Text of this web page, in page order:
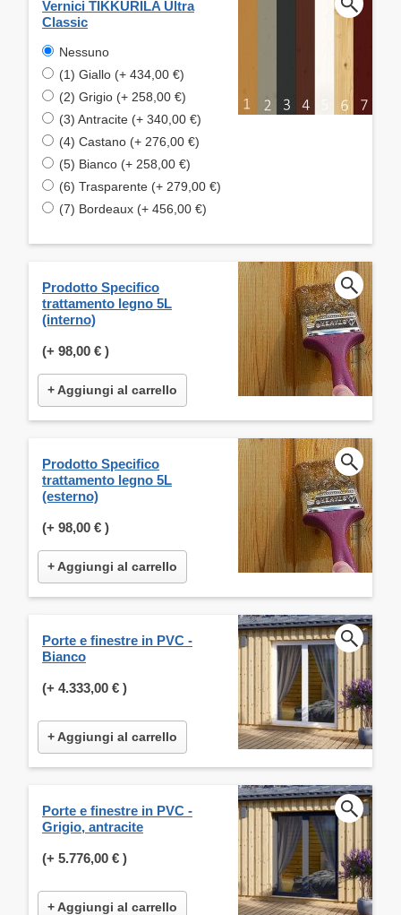
Vernici TIKKURILA Ultra
Classic
Nessuno
(1) Giallo (+ 434,00 €)
(2) Grigio (+ 258,00 €)
(3) Antracite (+ 340,00 €)
(4) Castano (+ 276,00 €)
(5) Bianco (+ 258,00 €)
(6) Trasparente (+ 279,00 €)
(7) Bordeaux (+ 456,00 €)
Prodotto Specifico
trattamento legno 5L
(interno)
(+ 98,00 € )
+ Aggiungi al carrello
Prodotto Specifico
trattamento legno 5L
(esterno)
(+ 98,00 € )
+ Aggiungi al carrello
Porte e finestre in PVC -
Bianco
(+ 4.333,00 € )
+ Aggiungi al carrello
Porte e finestre in PVC -
Grigio, antracite
(+ 5.776,00 € )
+ Aggiungi al carrello